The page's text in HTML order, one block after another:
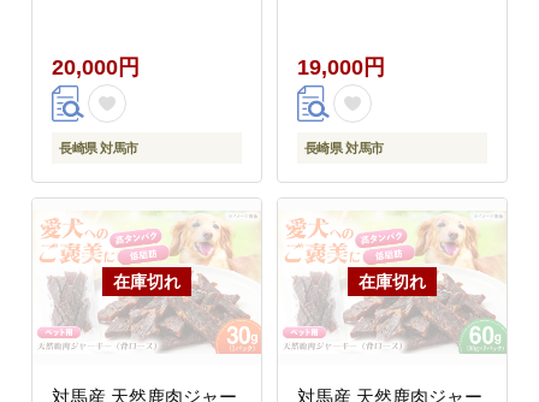
20,000円
長崎県 対馬市
19,000円
長崎県 対馬市
対馬産 天然鹿肉ジャー
対馬産 天然鹿肉ジャー